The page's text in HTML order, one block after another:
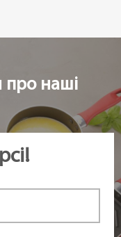
про наші